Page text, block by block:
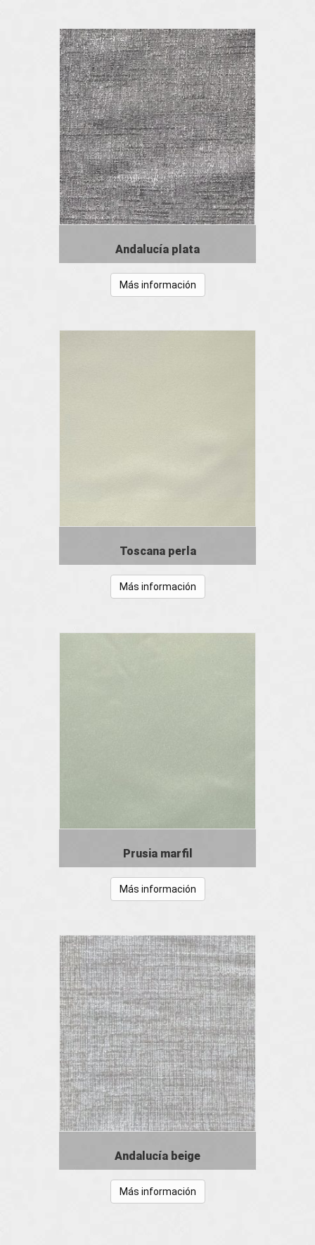
Andalucía plata
Más información
Toscana perla
Más información
Prusia marfil
Más información
Andalucía beige
Más información